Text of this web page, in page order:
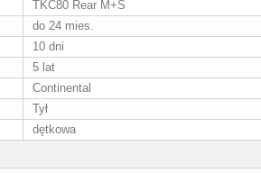
TKC80 Rear M+S
do 24 mies.
10 dni
5 lat
Continental
Tył
dętkowa